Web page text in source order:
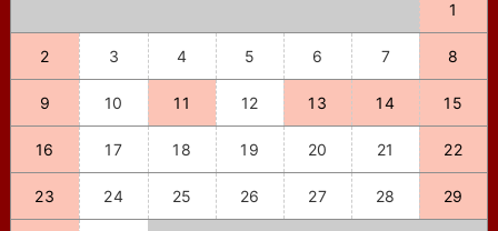
1
2 3 4 5 6 7 8
9 10 11 12 13 14 15
16 17 18 19 20 21 22
23 24 25 26 27 28 29